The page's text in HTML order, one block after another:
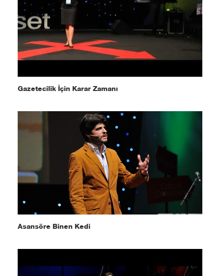
Gazetecilik İçin Karar Zamanı
Asansöre Binen Kedi